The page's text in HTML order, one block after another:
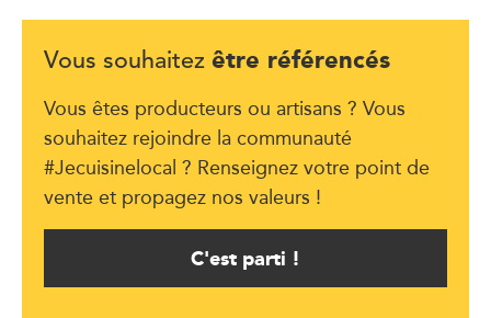
Vous souhaitez être référencés
Vous êtes producteurs ou artisans ? Vous
souhaitez rejoindre la communauté
#Jecuisinelocal ? Renseignez votre point de
vente et propagez nos valeurs !
C'est parti !